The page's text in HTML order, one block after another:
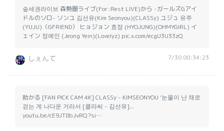
숲세권라이브 森勢圏ライブ(For:Rest LIVE)から -ガールズGアイ
ドルのソロ- ソンユ 김선유(Kim Seonyou)(CLASSy) ユジュ 유주
(YUJU)（GFRIEND） ヒョジョン 효정 (HYOJUNG)(OHMYGIRL) イ
ェイン 정예인 (Jeong Yein)(Lovelyz) pic.x.com/ecgU3U33zQ
しぇんて 7/30 00:34:23
助かる [FAN PICK CAM 4K] CLASSy - KIMSEONYOU '눈물이 난 채로
걷는 게 나다운 거라서 [클라씨 - 김선유]...
youtu.be/cE9JT8bJvRQ?si…